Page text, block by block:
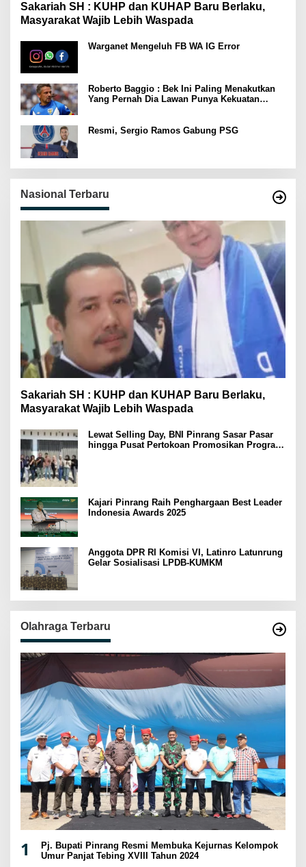
Sakariah SH : KUHP dan KUHAP Baru Berlaku,
Masyarakat Wajib Lebih Waspada
Warganet Mengeluh FB WA IG Error
Roberto Baggio : Bek Ini Paling Menakutkan
Yang Pernah Dia Lawan Punya Kekuatan
Resmi, Sergio Ramos Gabung PSG
Nasional Terbaru
Sakariah SH : KUHP dan KUHAP Baru Berlaku,
Masyarakat Wajib Lebih Waspada
Lewat Selling Day, BNI Pinrang Sasar Pasar
hingga Pusat Pertokoan Promosikan Program
Kajari Pinrang Raih Penghargaan Best Leader
Indonesia Awards 2025
Anggota DPR RI Komisi VI, Latinro Latunrung
Gelar Sosialisasi LPDB-KUMKM
Olahraga Terbaru
1
Pj. Bupati Pinrang Resmi Membuka Kejurnas Kelompok
Umur Panjat Tebing XVIII Tahun 2024